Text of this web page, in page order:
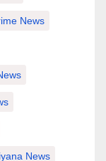
News
News